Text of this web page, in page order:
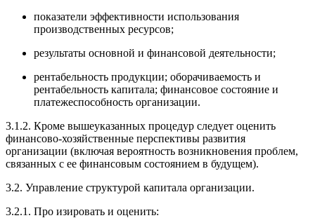
показатели эффективности использования
производственных ресурсов;
результаты основной и финансовой деятельности;
рентабельность продукции; оборачиваемость и
рентабельность капитала; финансовое состояние и
платежеспособность организации.
3.1.2. Кроме вышеуказанных процедур следует оценить
финансово-хозяйственные перспективы развития
организации (включая вероятность возникновения проблем,
связанных с ее финансовым состоянием в будущем).
3.2. Управление структурой капитала организации.
3.2.1. Про изировать и оценить: